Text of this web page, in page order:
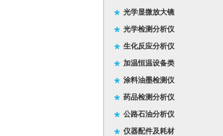
光学显微放大镜
光学检测分析仪
生化反应分析仪
加温恒温设备类
涂料油墨检测仪
药品检测分析仪
公路石油分析仪
仪器配件及耗材